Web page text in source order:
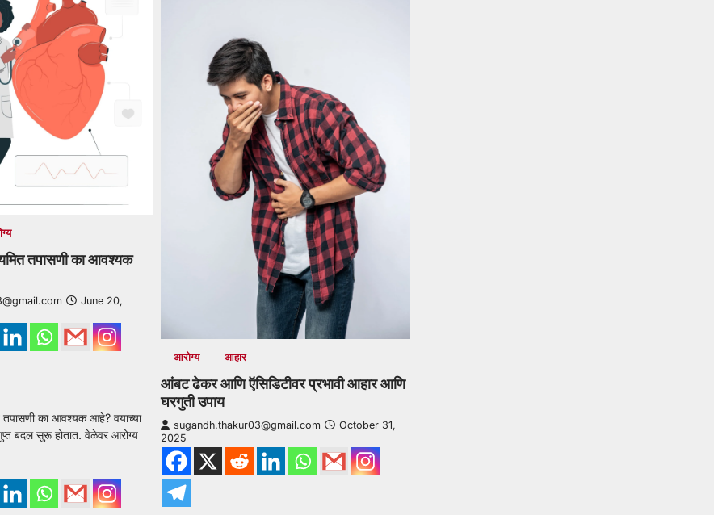
तपासणी का आवश्यक
June 20,
तपासणी का आवश्यक आहे? वयाच्या
बदल सुरू होतात. वेळेवर आरोग्य
आरोग्य आहार
आंबट ढेकर आणि ऍसिडिटीवर प्रभावी आहार आणि
घरगुती उपाय
sugandh.thakur03@gmail.com
October 31,
2025